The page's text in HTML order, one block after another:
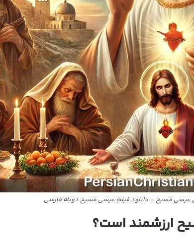
مسیح – دانلود فیلم عیسی مسیح دوبله فارسی
ارزشمند است؟